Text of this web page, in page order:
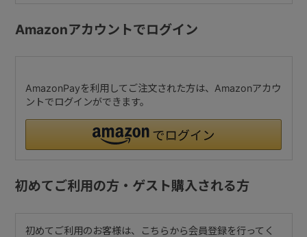
Amazonアカウントでログイン
AmazonPayを利用してご注文された方は、Amazonアカウ
ントでログインができます。
初めてご利用の方・ゲスト購入される方
初めてご利用のお客様は、こちらから会員登録を行ってく